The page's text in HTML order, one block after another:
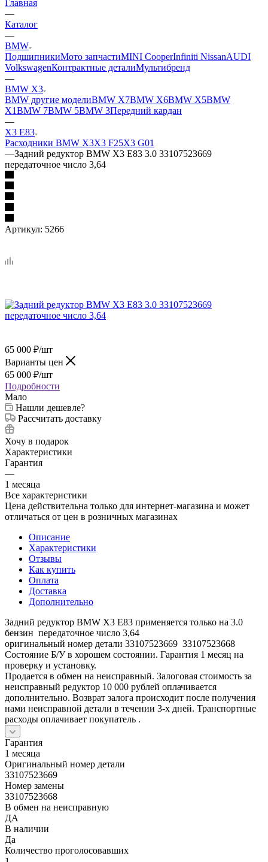
Главная
—
Каталог
—
BMW
ПодшипникиМото запчастиMINI CooperInfiniti NissanAUDI
VolkswagenКонтрактные деталиМультибренд
—
BMW X3
BMW другие моделиBMW X7BMW X6BMW X5BMW
X1BMW 7BMW 5BMW 3Передний кардан
—
X3 E83
Расходники BMW X3X3 F25X3 G01
—Задний редуктор BMW X3 E83 3.0 33107523669
передаточное число 3,64
Артикул: 5266
65 000 ₽/шт
Варианты цен
65 000 ₽/шт
Подробности
Мало
Нашли дешевле?
Рассчитать доставку
Хочу в подарок
Характеристики
Гарантия
—
1 месяца
Все характеристики
Цена действительна только для интернет-магазина и может
отличаться от цен в розничных магазинах
Описание
Характеристики
Отзывы
Как купить
Оплата
Доставка
Дополнительно
Задний редуктор BMW X3 E83 применяется только на 3.0
бензин передаточное число 3,64
оригинальный номер детали 33107523669 33107523668
Состояние Б/У в хорошем состоянии. Гарантия 1 месяц на
проверку и установку.
Продается в обмен на неисправный. Залоговая стоимость за
неисправный редуктор 10 000 рублей оплачивается
дополнительно. Возврат залога происходит после получения
нами неисправной детали в течении 3-х дней. Транспортные
расходы оплачивает покупатель .
Гарантия
1 месяца
Оригинальный номер детали
33107523669
Номер замены
33107523668
В обмен на неисправную
ДА
В наличии
Да
Количество проголосовавших